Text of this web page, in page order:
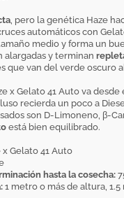
, pero la genética Haze
automáticos con
medio y forma un
alargadas y terminan
que van del verde oscuro
x Gelato 41 Auto va desde
recierda un poco a
son D-Limoneno, β-
está bien equilibrado.
x Gelato 41 Auto
hasta la cosecha:
1 metro o más de altura,